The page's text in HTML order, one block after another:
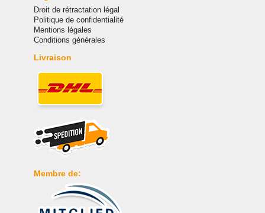
Droit de rétractation légal
Politique de confidentialité
Mentions légales
Conditions générales
Livraison
Membre de: